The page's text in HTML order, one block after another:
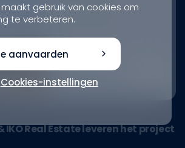
IKO Real Estate leveren het project
gebruik van cookies om
te verbeteren.
aanvaarden
Cookies-instellingen